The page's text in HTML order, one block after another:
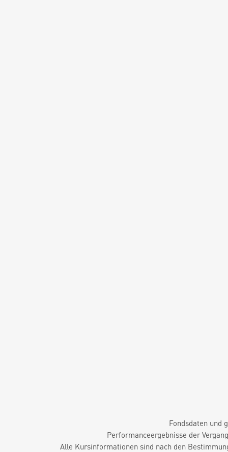
Fondsdaten und
Performanceergebnisse der
Alle Kursinformationen sind nach den